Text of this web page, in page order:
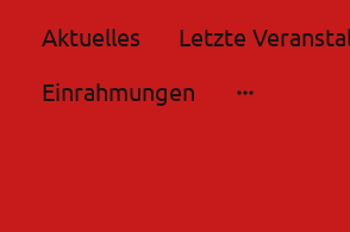
Aktuelles
Einrahmungen